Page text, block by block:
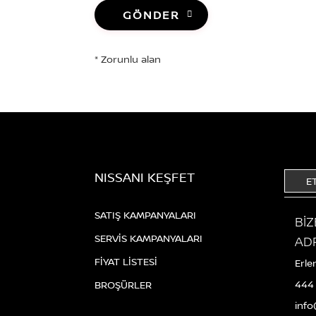
GÖNDER
NISSANI KEŞFET
SATIŞ KAMPANYALARI
SERVİS KAMPANYALARI
FİYAT LİSTESİ
BROŞÜRLER
444